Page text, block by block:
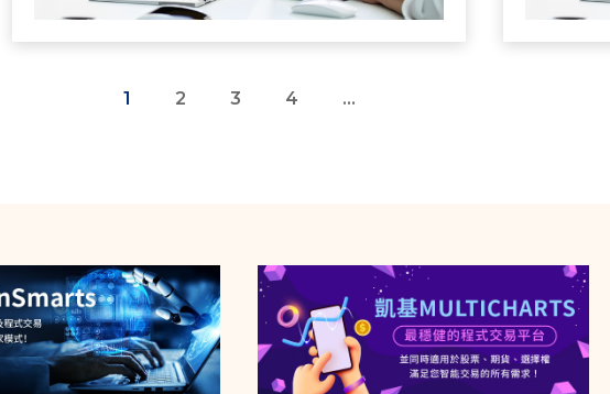
1 2 3 4 ...